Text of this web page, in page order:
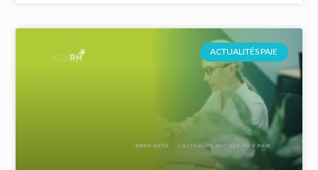
ACTUALITÉS PAIE